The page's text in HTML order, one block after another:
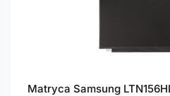
Matryca Samsung